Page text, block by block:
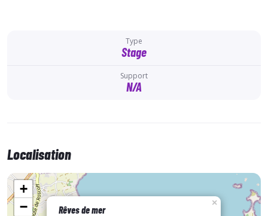
Type
Stage
Support
N/A
Localisation
Rêves de mer
×
+
−